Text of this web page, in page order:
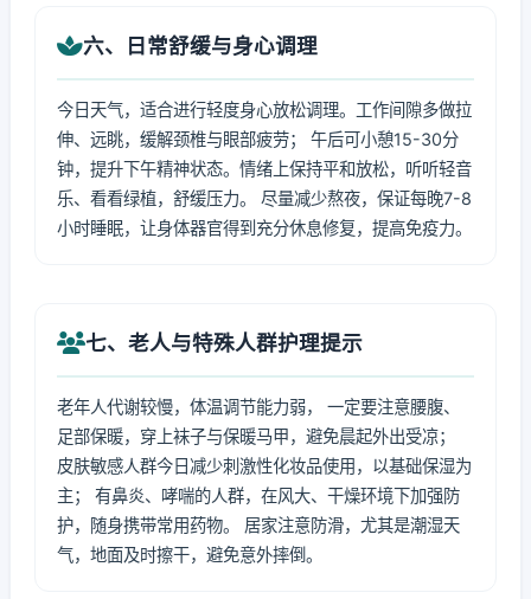
六、日常舒缓与身心调理
今日天气，适合进行轻度身心放松调理。工作间隙多做拉
伸、远眺，缓解颈椎与眼部疲劳； 午后可小憩15-30分
钟，提升下午精神状态。情绪上保持平和放松，听听轻音
乐、看看绿植，舒缓压力。 尽量减少熬夜，保证每晚7-8
小时睡眠，让身体器官得到充分休息修复，提高免疫力。
七、老人与特殊人群护理提示
老年人代谢较慢，体温调节能力弱， 一定要注意腰腹、
足部保暖，穿上袜子与保暖马甲，避免晨起外出受凉；
皮肤敏感人群今日减少刺激性化妆品使用，以基础保湿为
主； 有鼻炎、哮喘的人群，在风大、干燥环境下加强防
护，随身携带常用药物。 居家注意防滑，尤其是潮湿天
气，地面及时擦干，避免意外摔倒。